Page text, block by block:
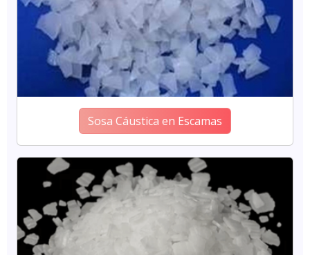
Sosa Cáustica en Escamas